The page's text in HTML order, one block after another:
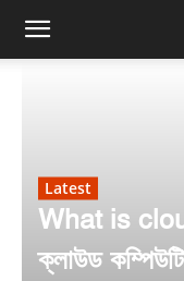
Latest
What is
ক্লাউড